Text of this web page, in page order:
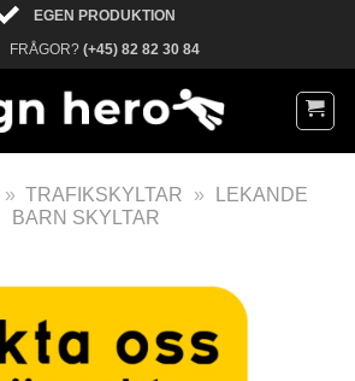
EGEN PRODUKTION
FRÅGOR? (+45) 82 82 30 84
» TRAFIKSKYLTAR »
LEKANDE
BARN SKYLTAR